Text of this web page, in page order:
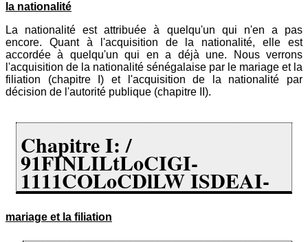
la nationalité
La nationalité est attribuée à quelqu'un qui n'en a pas
encore. Quant à l'acquisition de la nationalité, elle est
accordée à quelqu'un qui en a déjà une. Nous verrons
l'acquisition de la nationalité sénégalaise par le mariage et la
filiation (chapitre I) et l'acquisition de la nationalité par
décision de l'autorité publique (chapitre II).
Chapitre I: /
91FINLILtLoCIGI-
1111COLoCDlLW ISDEAI-
mariage et la filiation